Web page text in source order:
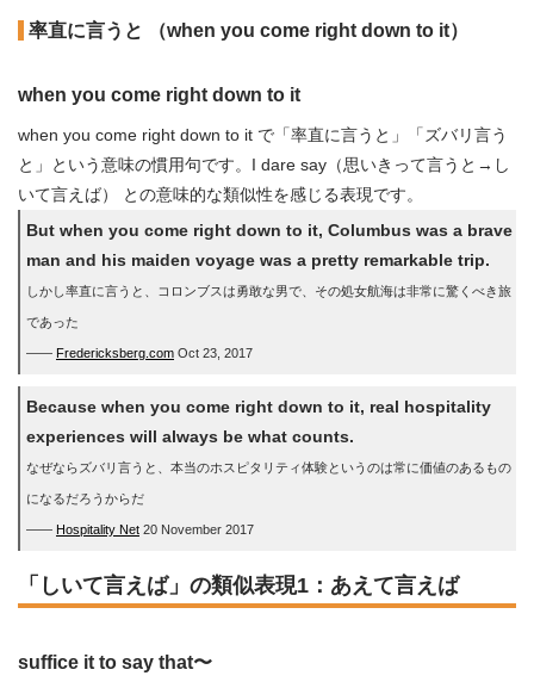
率直に言うと （when you come right down to it）
when you come right down to it
when you come right down to it で「率直に言うと」「ズバリ言う
と」という意味の慣用句です。I dare say（思いきって言うと→し
いて言えば） との意味的な類似性を感じる表現です。
But when you come right down to it, Columbus was a brave
man and his maiden voyage was a pretty remarkable trip.
しかし率直に言うと、コロンブスは勇敢な男で、その処女航海は非常に驚くべき旅
であった
―― Fredericksberg.com Oct 23, 2017
Because when you come right down to it, real hospitality
experiences will always be what counts.
なぜならズバリ言うと、本当のホスピタリティ体験というのは常に価値のあるもの
になるだろうからだ
―― Hospitality Net 20 November 2017
「しいて言えば」の類似表現1：あえて言えば
suffice it to say that〜